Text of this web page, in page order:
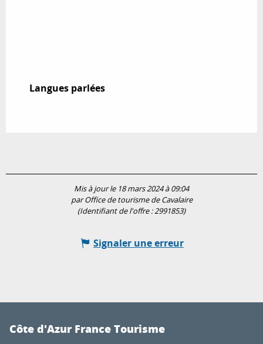
Langues parlées
Langues parlées
Mis à jour le 18 mars 2024 à 09:04
par Office de tourisme de Cavalaire
(Identifiant de l'offre :2991853)
Signaler une erreur
Côte d'Azur France Tourisme